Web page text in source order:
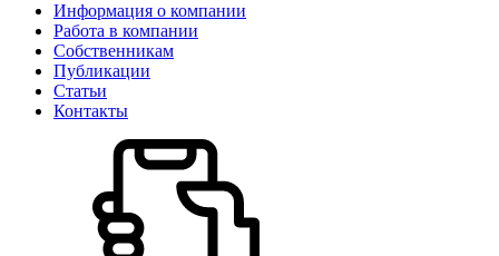
Информация о компании
Работа в компании
Собственникам
Публикации
Статьи
Контакты